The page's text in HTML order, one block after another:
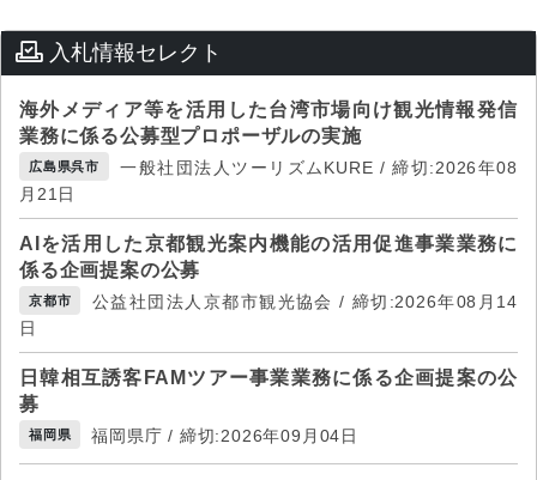
入札情報セレクト
海外メディア等を活用した台湾市場向け観光情報発信
業務に係る公募型プロポーザルの実施
広島県呉市
一般社団法人ツーリズムKURE / 締切:2026年08
月21日
AIを活用した京都観光案内機能の活用促進事業業務に
係る企画提案の公募
京都市
公益社団法人京都市観光協会 / 締切:2026年08月14
日
日韓相互誘客FAMツアー事業業務に係る企画提案の公
募
福岡県 福岡県庁 / 締切:2026年09月04日